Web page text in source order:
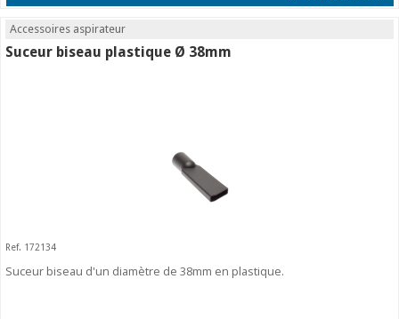
Accessoires aspirateur
Suceur biseau plastique Ø 38mm
Ref. 172134
Suceur biseau d'un diamètre de 38mm en plastique.